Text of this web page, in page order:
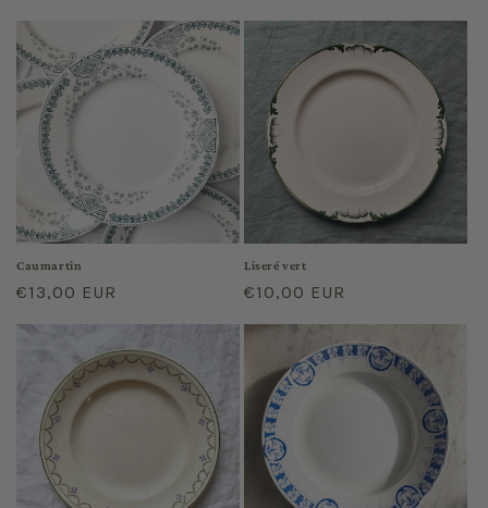
Caumartin
Prix
€13,00 EUR
Liseré vert
Prix
€10,00 EUR